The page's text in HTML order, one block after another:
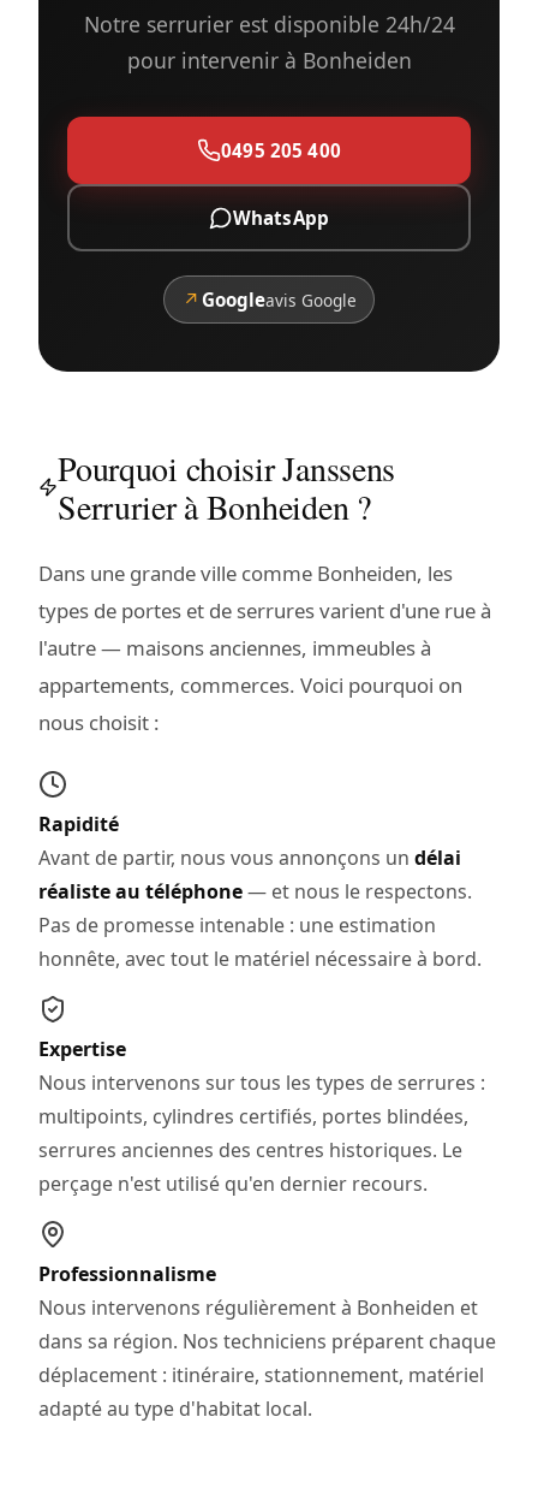
Notre serrurier est disponible 24h/24
pour intervenir à Bonheiden
0495 205 400
WhatsApp
↗ Googleavis Google
Pourquoi choisir Janssens
Serrurier à Bonheiden ?
Dans une grande ville comme Bonheiden, les
types de portes et de serrures varient d'une rue à
l'autre — maisons anciennes, immeubles à
appartements, commerces. Voici pourquoi on
nous choisit :
Rapidité
Avant de partir, nous vous annonçons un délai
réaliste au téléphone— et nous le respectons.
Pas de promesse intenable : une estimation
honnête, avec tout le matériel nécessaire à bord.
Expertise
Nous intervenons sur tous les types de serrures :
multipoints, cylindres certifiés, portes blindées,
serrures anciennes des centres historiques. Le
perçage n'est utilisé qu'en dernier recours.
Professionnalisme
Nous intervenons régulièrement à Bonheiden et
dans sa région. Nos techniciens préparent chaque
déplacement : itinéraire, stationnement, matériel
adapté au type d'habitat local.